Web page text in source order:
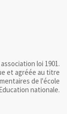
loi 1901.
et agréée au titre
de l'école
nationale.